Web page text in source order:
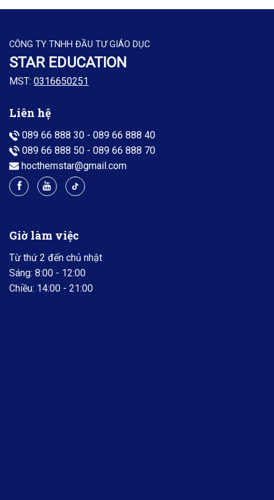
CÔNG TY TNHH ĐẦU TƯ GIÁO DỤC
STAR EDUCATION
MST: 0316650251
Liên hệ
089 66 888 30 - 089 66 888 40
089 66 888 50 - 089 66 888 70
hocthemstar@gmail.com
Giờ làm việc
Từ thứ 2 đến chủ nhật
Sáng: 8:00 - 12:00
Chiều: 14:00 - 21:00